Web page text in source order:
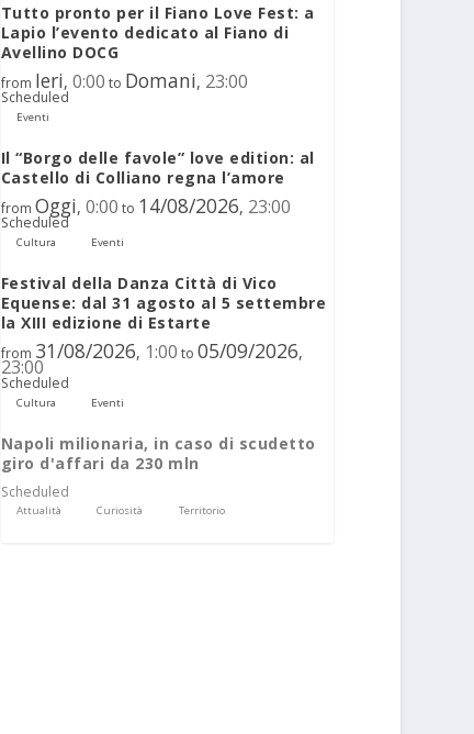
Tutto pronto per il Fiano Love Fest: a
Lapio l’evento dedicato al Fiano di
Avellino DOCG
from Ieri, 0:00 to Domani, 23:00
Scheduled
Eventi
Il “Borgo delle favole” love edition: al
Castello di Colliano regna l’amore
from Oggi, 0:00 to 14/08/2026, 23:00
Scheduled
Cultura Eventi
Festival della Danza Città di Vico
Equense: dal 31 agosto al 5 settembre
la XIII edizione di Estarte
from 31/08/2026, 1:00 to 05/09/2026,
23:00
Scheduled
Cultura Eventi
Napoli milionaria, in caso di scudetto
giro d'affari da 230 mln
Scheduled
Attualità Curiosità Territorio